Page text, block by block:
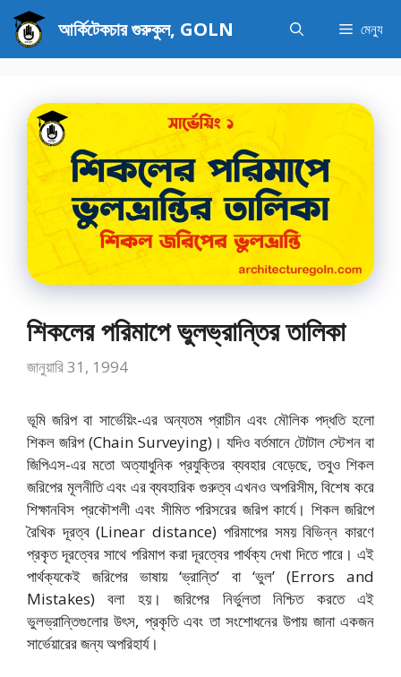
এড়িেয়
লেখায়
যান
আর্কিটেকচার গুরুকুল, GOLN মেন্যু
শিকলের পরিমাপে ভুলভ্রান্তির তালিকা
জানুয়ারি 31, 1994
ভূমি জরিপ বা সার্ভেয়িং-এর অন্যতম প্রাচীন এবং মৌলিক পদ্ধতি হলো
শিকল জরিপ (Chain Surveying)। যদিও বর্তমানে টোটাল স্টেশন বা
জিপিএস-এর মতো অত্যাধুনিক প্রযুক্তির ব্যবহার বেড়েছে, তবুও শিকল
জরিপের মূলনীতি এবং এর ব্যবহারিক গুরুত্ব এখনও অপরিসীম, বিশেষ করে
শিক্ষানবিস প্রকৌশলী এবং সীমিত পরিসরের জরিপ কার্যে। শিকল জরিপে
রৈখিক দূরত্ব (Linear distance) পরিমাপের সময় বিভিন্ন কারণে
প্রকৃত দূরত্বের সাথে পরিমাপ করা দূরত্বের পার্থক্য দেখা দিতে পারে। এই
পার্থক্যকেই জরিপের ভাষায় ‘ভ্রান্তি’ বা ‘ভুল’ (Errors and
Mistakes) বলা হয়। জরিপের নির্ভুলতা নিশ্চিত করতে এই
ভুলভ্রান্তিগুলোর উৎস, প্রকৃতি এবং তা সংশোধনের উপায় জানা একজন
সার্ভেয়ারের জন্য অপরিহার্য।